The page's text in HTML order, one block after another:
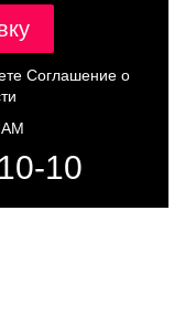
Соглашение о
10